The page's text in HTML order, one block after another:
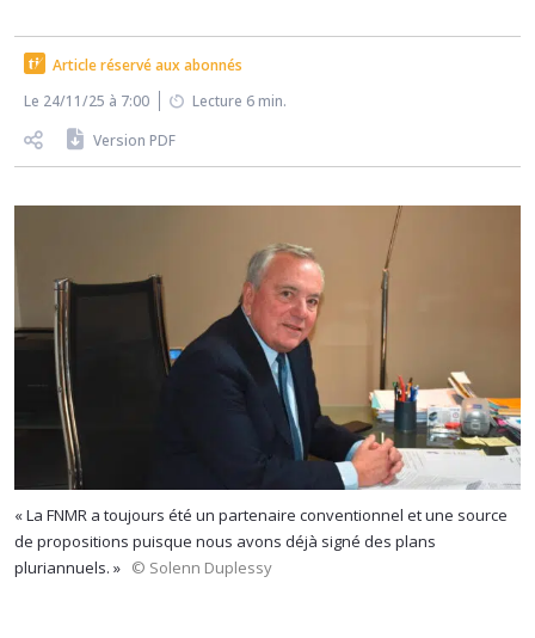
Article réservé aux abonnés
Le 24/11/25 à 7:00
Lecture 6 min.
Version PDF
« La FNMR a toujours été un partenaire conventionnel et une source
de propositions puisque nous avons déjà signé des plans
pluriannuels. » © Solenn Duplessy